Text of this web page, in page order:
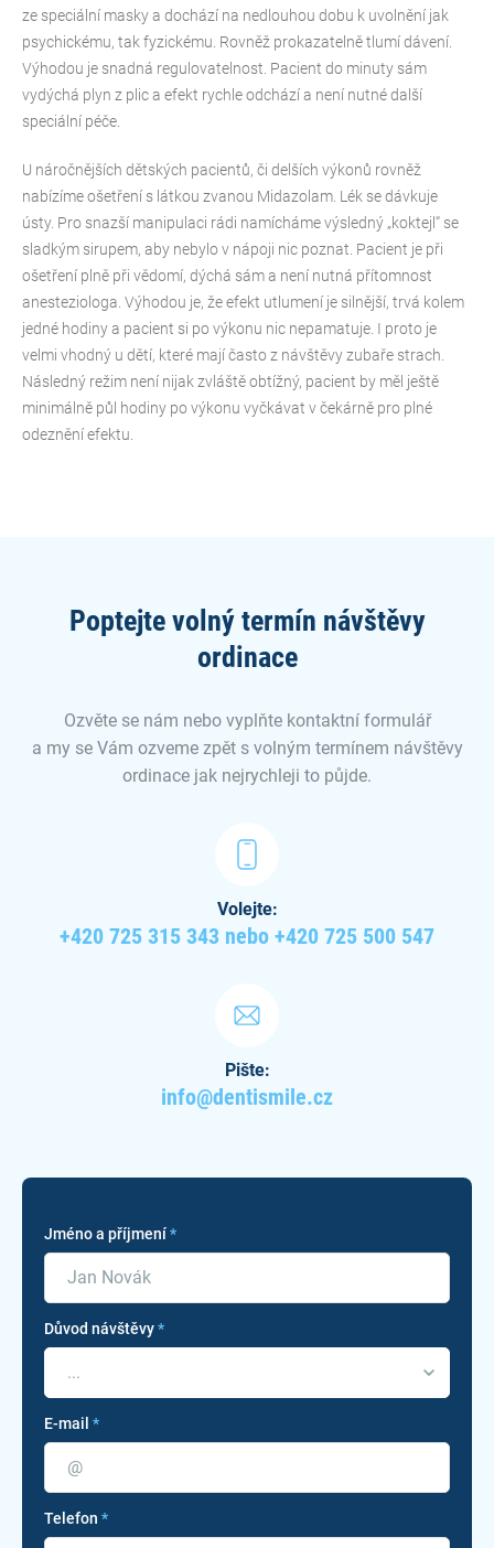
ze speciální masky a dochází na nedlouhou dobu k uvolnění jak
psychickému, tak fyzickému. Rovněž prokazatelně tlumí dávení.
Výhodou je snadná regulovatelnost. Pacient do minuty sám
vydýchá plyn z plic a efekt rychle odchází a není nutné další
speciální péče.
U náročnějších dětských pacientů, či delších výkonů rovněž
nabízíme ošetření s látkou zvanou Midazolam. Lék se dávkuje
ústy. Pro snazší manipulaci rádi namícháme výsledný „koktejl“ se
sladkým sirupem, aby nebylo v nápoji nic poznat. Pacient je při
ošetření plně při vědomí, dýchá sám a není nutná přítomnost
anesteziologa. Výhodou je, že efekt utlumení je silnější, trvá kolem
jedné hodiny a pacient si po výkonu nic nepamatuje. I proto je
velmi vhodný u dětí, které mají často z návštěvy zubaře strach.
Následný režim není nijak zvláště obtížný, pacient by měl ještě
minimálně půl hodiny po výkonu vyčkávat v čekárně pro plné
odeznění efektu.
Poptejte volný termín návštěvy
ordinace
Ozvěte se nám nebo vyplňte kontaktní formulář
a my se Vám ozveme zpět s volným termínem návštěvy
ordinace jak nejrychleji to půjde.
Volejte:
+420 725 315 343 nebo +420 725 500 547
Pište:
info@dentismile.cz
Jméno a příjmení*
Důvod návštěvy*
...
E-mail *
Telefon *